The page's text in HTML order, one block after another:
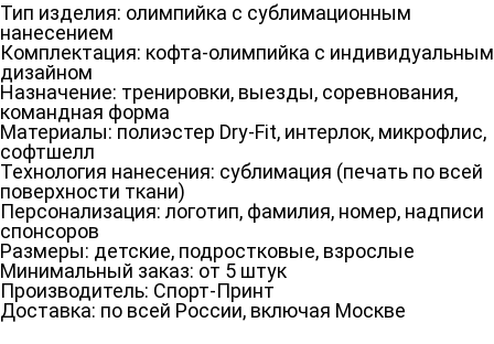
Тип изделия: олимпийка с сублимационным
нанесением
Комплектация: кофта-олимпийка с индивидуальным
дизайном
Назначение: тренировки, выезды, соревнования,
командная форма
Материалы: полиэстер Dry-Fit, интерлок, микрофлис,
софтшелл
Технология нанесения: сублимация (печать по всей
поверхности ткани)
Персонализация: логотип, фамилия, номер, надписи
спонсоров
Размеры: детские, подростковые, взрослые
Минимальный заказ: от 5 штук
Производитель: Спорт-Принт
Доставка: по всей России, включая Москве